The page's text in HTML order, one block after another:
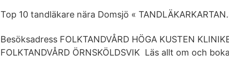
Top 10 tandläkare nära Domsjö «
Besöksadress FOLKTANDVÅRD HÖGA KUSTEN
FOLKTANDVÅRD ÖRNSKÖLDSVIK Läs allt om och